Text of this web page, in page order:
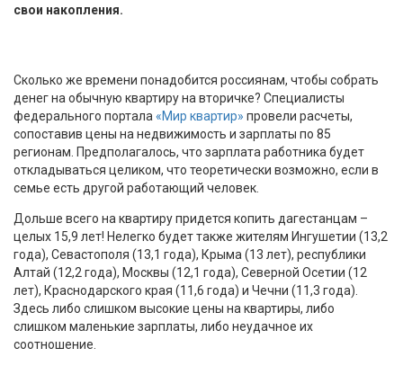
свои накопления.
Сколько же времени понадобится россиянам, чтобы собрать
денег на обычную квартиру на вторичке? Специалисты
федерального портала «Мир квартир» провели расчеты,
сопоставив цены на недвижимость и зарплаты по 85
регионам. Предполагалось, что зарплата работника будет
откладываться целиком, что теоретически возможно, если в
семье есть другой работающий человек.
Дольше всего на квартиру придется копить дагестанцам –
целых 15,9 лет! Нелегко будет также жителям Ингушетии (13,2
года), Севастополя (13,1 года), Крыма (13 лет), республики
Алтай (12,2 года), Москвы (12,1 года), Северной Осетии (12
лет), Краснодарского края (11,6 года) и Чечни (11,3 года).
Здесь либо слишком высокие цены на квартиры, либо
слишком маленькие зарплаты, либо неудачное их
соотношение.